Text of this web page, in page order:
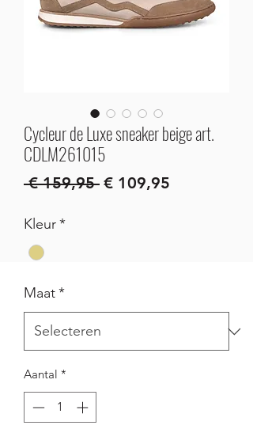
Cycleur de Luxe sneaker beige art.
CDLM261015
€ 159,95 Normale
€ 109,95
Kleur*
Maat*
Aantal *